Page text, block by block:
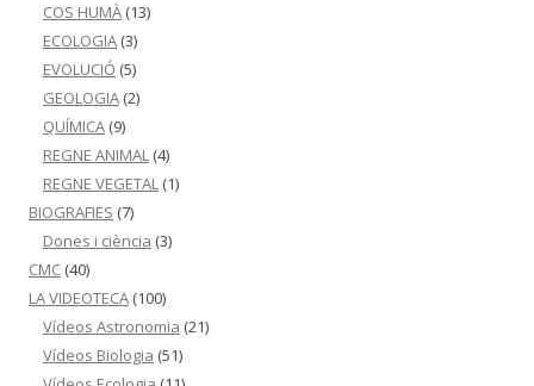
COS HUMÀ (13)
ECOLOGIA (3)
EVOLUCIÓ (5)
GEOLOGIA (2)
QUÍMICA (9)
REGNE ANIMAL (4)
REGNE VEGETAL (1)
BIOGRAFIES (7)
Dones i ciència (3)
CMC (40)
LA VIDEOTECA (100)
Vídeos Astronomia (21)
Vídeos Biologia (51)